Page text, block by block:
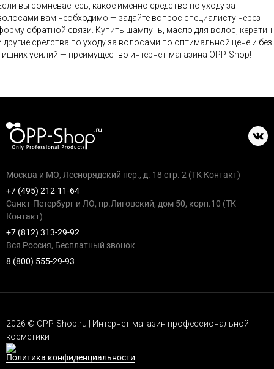
вы сомневаетесь, какое именно средство по уходу за
вам необходимо — задайте вопрос специалисту через
обратной связи. Купить шампунь, масло для волос, кератин
другие средства по уходу за волосами по оптимальной цене и без
усилий — преимущество интернет-магазина OPP-Shop!
Москва и МО, Леснорядский пер., д. 18 стр. 2 (ТК Контакт)
+7 (495) 212-11-64
Санкт-Петербург и ЛО, пр.Лиговский, дом 50, корп.10 (ТК
Контакт)
+7 (812) 313-29-92
Вся Россия, Бесплатный звонок
8 (800) 555-29-93
2026 © OPP-Shop.ru | Интернет-магазин профессиональной
косметики
Политика конфиденциальности